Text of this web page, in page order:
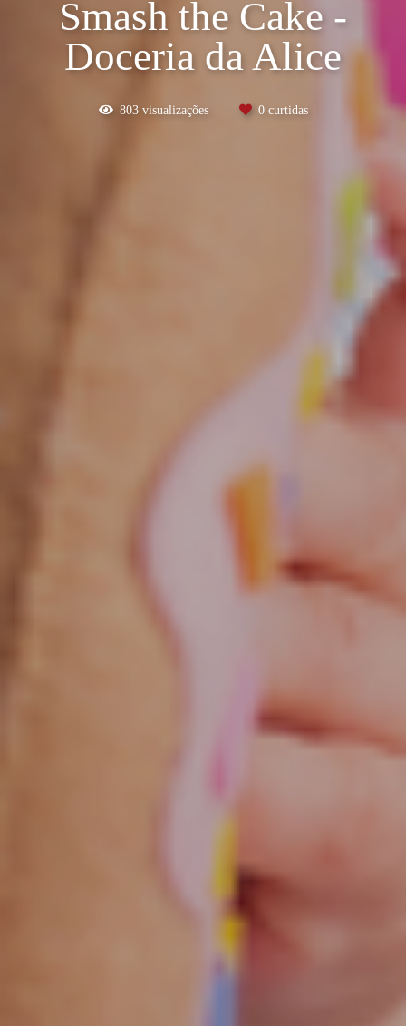
Smash the Cake -
Doceria da Alice
803visualizações 0curtidas